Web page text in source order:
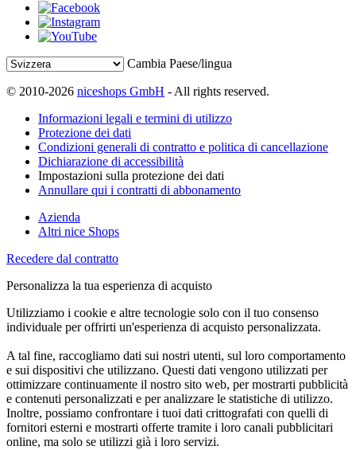
Cambia Paese/lingua
© 2010-2026 niceshops GmbH - All rights reserved.
Informazioni legali e termini di utilizzo
Protezione dei dati
Condizioni generali di contratto e politica di cancellazione
Dichiarazione di accessibilità
Impostazioni sulla protezione dei dati
Annullare qui i contratti di abbonamento
Azienda
Altri nice Shops
Recedere dal contratto
Personalizza la tua esperienza di acquisto
Utilizziamo i cookie e altre tecnologie solo con il tuo consenso
individuale per offrirti un'esperienza di acquisto personalizzata.
A tal fine, raccogliamo dati sui nostri utenti, sul loro comportamento
e sui dispositivi che utilizzano. Questi dati vengono utilizzati per
ottimizzare continuamente il nostro sito web, per mostrarti pubblicità
e contenuti personalizzati e per analizzare le statistiche di utilizzo.
Inoltre, possiamo confrontare i tuoi dati crittografati con quelli di
fornitori esterni e mostrarti offerte tramite i loro canali pubblicitari
online, ma solo se utilizzi già i loro servizi.